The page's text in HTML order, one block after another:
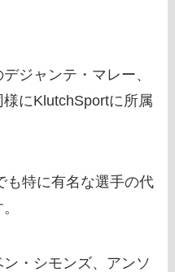
ジャンテ・マレー、
にKlutchSportに所属
も特に有名な選手の代
・シモンズ、アンソ